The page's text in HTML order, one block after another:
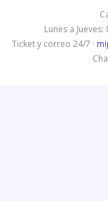
Lunes a
Ticket y correo 24/7 ·